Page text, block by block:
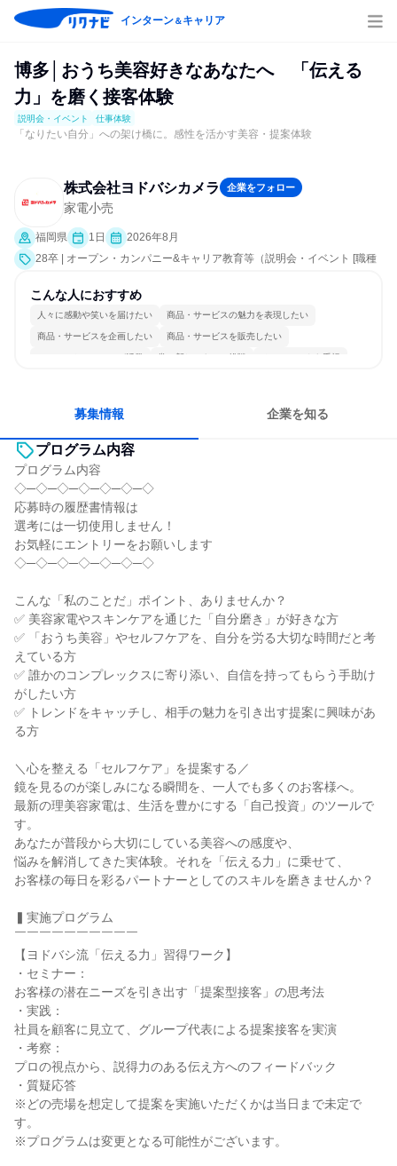
インターン＆キャリア
博多│おうち美容好きなあなたへ 「伝える
力」を磨く接客体験
説明会・イベント 仕事体験
「なりたい自分」への架け橋に。感性を活かす美容・提案体験
株式会社ヨドバシカメラ 企業をフォロー
家電小売
福岡県 1日
2026年8月
28卒 | オープン・カンパニー&キャリア教育等（説明会・イベント [職種
事体験）
こんな人におすすめ
人々に感動や笑いを届けたい 商品・サービスの魅力を表現したい
商品・サービスを企画したい 商品・サービスを販売したい
コミュニケーションが活発 常に新しいものに挑戦 チームワークを重視
募集情報 企業を知る
プログラム内容
プログラム内容
◇─◇─◇─◇─◇─◇─◇
応募時の履歴書情報は
選考には一切使用しません！
お気軽にエントリーをお願いします
◇─◇─◇─◇─◇─◇─◇
こんな「私のことだ」ポイント、ありませんか？
✅ 美容家電やスキンケアを通じた「自分磨き」が好きな方
✅ 「おうち美容」やセルフケアを、自分を労る大切な時間だと考
えている方
✅ 誰かのコンプレックスに寄り添い、自信を持ってもらう手助け
がしたい方
✅ トレンドをキャッチし、相手の魅力を引き出す提案に興味があ
る方
＼心を整える「セルフケア」を提案する／
鏡を見るのが楽しみになる瞬間を、一人でも多くのお客様へ。
最新の理美容家電は、生活を豊かにする「自己投資」のツールで
す。
あなたが普段から大切にしている美容への感度や、
悩みを解消してきた実体験。それを「伝える力」に乗せて、
お客様の毎日を彩るパートナーとしてのスキルを磨きませんか？
▍実施プログラム
￣￣￣￣￣￣￣￣￣￣
【ヨドバシ流「伝える力」習得ワーク】
・セミナー：
お客様の潜在ニーズを引き出す「提案型接客」の思考法
・実践：
社員を顧客に見立て、グループ代表による提案接客を実演
・考察：
プロの視点から、説得力のある伝え方へのフィードバック
・質疑応答
※どの売場を想定して提案を実施いただくかは当日まで未定で
す。
※プログラムは変更となる可能性がございます。